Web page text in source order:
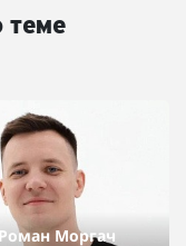
теме
Роман Моргач